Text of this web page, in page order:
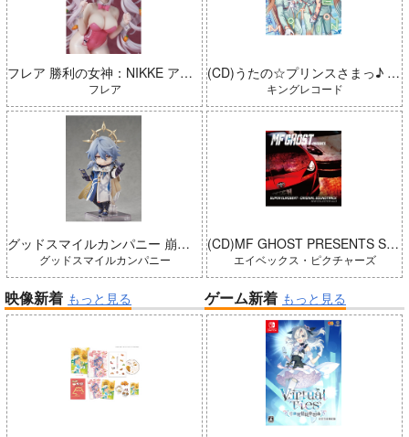
フレア 勝利の女神：NIKKE アリス：ワンダーランドバニー 完成品
フレア
グッドスマイルカンパニー 崩壊：スターレイル ねんどろいどどーる サンデー 完成品
グッドスマイルカンパニー
(CD)うたの☆プリンスさまっ♪ LIVE EMOTION 2nd Anniversary CD トキヤ・カミュ・瑛二・大和
キングレコード
(CD)MF GHOST PRESENTS SUPER EUROBEAT × ORIGINAL SOUNDTRACK NEW COLLECTION Vol.3
エイベックス・ピクチャーズ
映像新着 もっと見る ゲーム新着 もっと見る